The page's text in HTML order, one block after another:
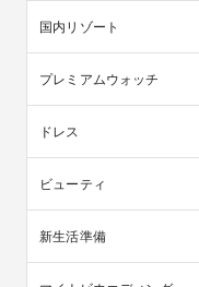
国内リゾート
プレミアムウォッチ
ドレス
ビューティ
新生活準備